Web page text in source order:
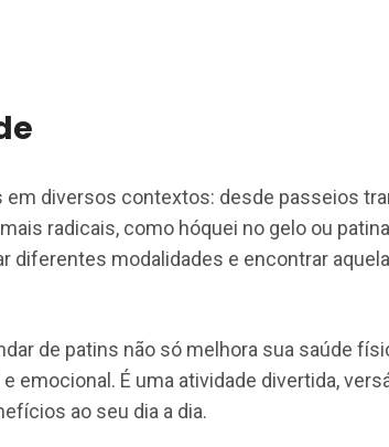
em diversos contextos: desde passeios
radicais, como hóquei no gelo ou
diferentes modalidades e encontrar
de patins não só melhora sua saúde
emocional. É uma atividade divertida,
ao seu dia a dia.